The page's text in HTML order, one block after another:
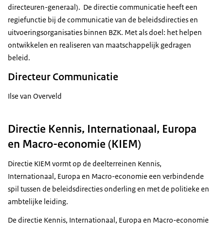
directeuren-generaal). De directie communicatie heeft een
regiefunctie bij de communicatie van de beleidsdirecties en
uitvoeringsorganisaties binnen BZK. Met als doel: het helpen
ontwikkelen en realiseren van maatschappelijk gedragen
beleid.
Directeur Communicatie
Ilse van Overveld
Directie Kennis, Internationaal, Europa
en Macro-economie (KIEM)
Directie KIEM vormt op de deelterreinen Kennis,
Internationaal, Europa en Macro-economie een verbindende
spil tussen de beleidsdirecties onderling en met de politieke en
ambtelijke leiding.
De directie Kennis, Internationaal, Europa en Macro-economie